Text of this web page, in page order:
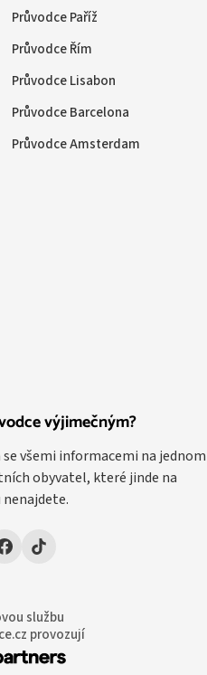
výjimečným?
všemi informacemi na jednom
obyvatel, které jinde na
Průvodce Paříž
Průvodce Řím
Průvodce Lisabon
Průvodce Barcelona
Průvodce Amsterdam
službu
provozují